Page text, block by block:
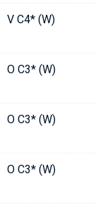
V C4* (W)
O C3* (W)
O C3* (W)
O C3* (W)